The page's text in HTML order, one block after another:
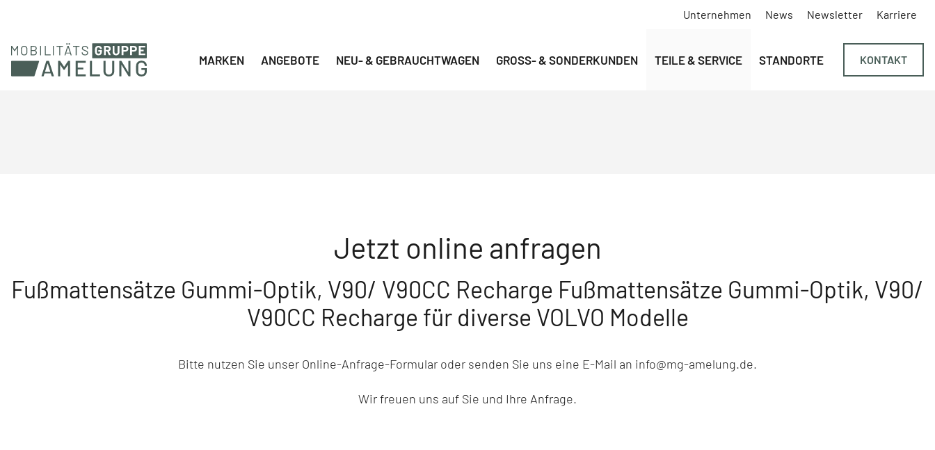
Navigation überspringen
Unternehmen News Newsletter Karriere
MARKEN
ANGEBOTE NEU- & GEBRAUCHTWAGEN GROSS- & SONDERKUNDEN TEILE & SERVICE STANDORTE KONTAKT
Jetzt online anfragen
Fußmattensätze Gummi-Optik, V90/ V90CC Recharge Fußmattensätze Gummi-Optik, V90/
V90CC Recharge für diverse VOLVO Modelle
Bitte nutzen Sie unser Online-Anfrage-Formular oder senden Sie uns eine E-Mail an info@mg-amelung.de.
Wir freuen uns auf Sie und Ihre Anfrage.